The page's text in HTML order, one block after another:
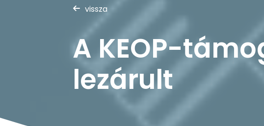
vissza
A KEOP-
lezárult